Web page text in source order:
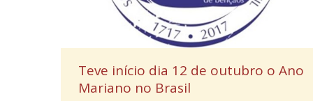
Teve início dia 12 de outubro o Ano
Mariano no Brasil